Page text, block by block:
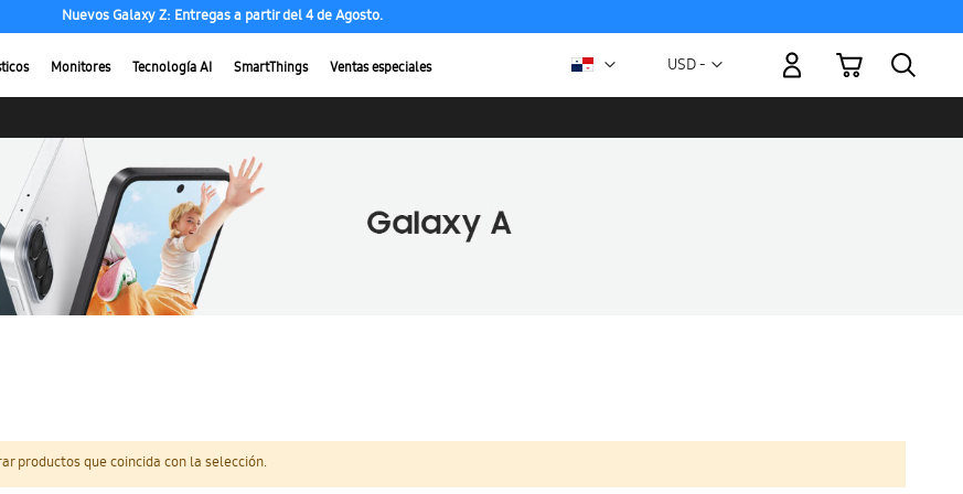
Nuevos Galaxy Z: Entregas a partir del 4 de Agosto.
Monitores Tecnología AI SmartThings Ventas especiales Moneda
USD -
Mi carrito
productos que coincida con la selección.